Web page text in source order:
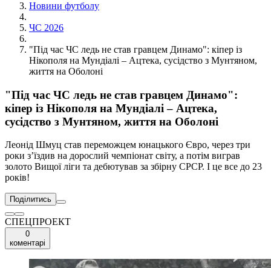
Новини футболу
ЧС 2026
"Під час ЧС ледь не став гравцем Динамо": кіпер із
Нікополя на Мундіалі – Ацтека, сусідство з Мунтяном,
життя на Оболоні
"Під час ЧС ледь не став гравцем Динамо":
кіпер із Нікополя на Мундіалі – Ацтека,
сусідство з Мунтяном, життя на Оболоні
Леонід Шмуц став переможцем юнацького Євро, через три
роки з’їздив на дорослий чемпіонат світу, а потім виграв
золото Вищої ліги та дебютував за збірну СРСР. І це все до 23
років!
Поділитись
СПЕЦПРОЕКТ
0
коментарі